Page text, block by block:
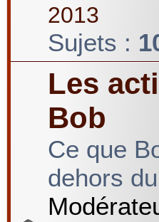
2013
Sujets :
Les
Bob
Ce que
dehors